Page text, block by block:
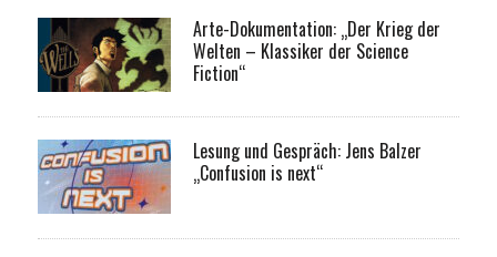
Arte-Dokumentation: „Der Krieg der
Welten – Klassiker der Science
Fiction“
Lesung und Gespräch: Jens Balzer
„Confusion is next“